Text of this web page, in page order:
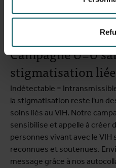
Campagne U=U
stigmatisation
Indétectable =
la stigmatisation reste l'un
soins liés au VIH. Notre
sensibilise et appelle à créer
personnes vivant avec le
reconnues et soutenues.
message grâce à nos